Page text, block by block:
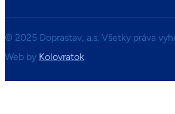
© 2025 Doprastav, a.s. Všetky práva
Web by Kolovratok.